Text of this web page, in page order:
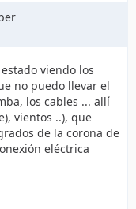
viendo los
no puedo llevar el
los cables ... allí
vientos ..), que
de la corona de
eléctrica